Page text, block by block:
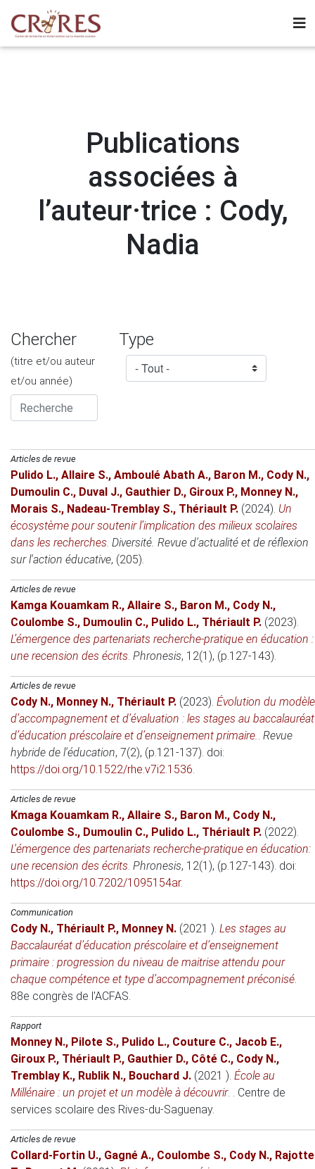
Publications
associées à
l’auteur·trice : Cody,
Nadia
Chercher
(titre et/ou auteur
et/ou année)
Type
Articles de revue
Pulido L., Allaire S., Amboulé Abath A., Baron M., Cody N.,
Dumoulin C., Duval J., Gauthier D., Giroux P., Monney N.,
Morais S., Nadeau-Tremblay S., Thériault P. (2024). Un
écosystème pour soutenir l’implication des milieux scolaires
dans les recherches. Diversité. Revue d'actualité et de réflexion
sur l'action éducative, (205).
Articles de revue
Kamga Kouamkam R., Allaire S., Baron M., Cody N.,
Coulombe S., Dumoulin C., Pulido L., Thériault P. (2023).
L’émergence des partenariats recherche-pratique en éducation :
une recension des écrits. Phronesis, 12(1), (p.127-143).
Articles de revue
Cody N., Monney N., Thériault P. (2023). Évolution du modèle
d’accompagnement et d’évaluation : les stages au baccalauréat
d’éducation préscolaire et d’enseignement primaire.. Revue
hybride de l'éducation, 7(2), (p.121-137). doi:
https://doi.org/10.1522/rhe.v7i2.1536.
Articles de revue
Kmaga Kouamkam R., Allaire S., Baron M., Cody N.,
Coulombe S., Dumoulin C., Pulido L., Thériault P. (2022).
L'émergence des partenariats recherche-pratique en éducation:
une recension des écrits. Phronesis, 12(1), (p.127-143). doi:
https://doi.org/10.7202/1095154ar.
Communication
Cody N., Thériault P., Monney N. (2021 ). Les stages au
Baccalauréat d’éducation préscolaire et d’enseignement
primaire : progression du niveau de maitrise attendu pour
chaque compétence et type d’accompagnement préconisé.
88e congrès de l'ACFAS.
Rapport
Monney N., Pilote S., Pulido L., Couture C., Jacob E.,
Giroux P., Thériault P., Gauthier D., Côté C., Cody N.,
Tremblay K., Rublik N., Bouchard J. (2021 ). École au
Millénaire : un projet et un modèle à découvrir. . Centre de
services scolaire des Rives-du-Saguenay.
Articles de revue
Collard-Fortin U., Gagné A., Coulombe S., Cody N., Rajotte